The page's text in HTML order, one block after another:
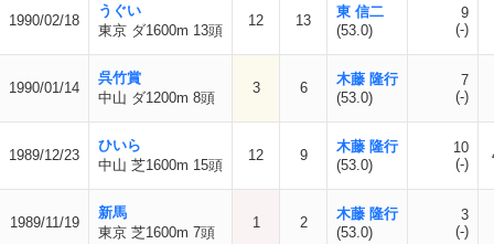
1990/02/18
うぐい
東京 ダ1600m 13頭
12 13
東 信二
(53.0)
9
(-)
1990/01/14
呉竹賞
中山 ダ1200m 8頭
3 6
木藤 隆行
(53.0)
7
(-)
1989/12/23
ひいら
中山 芝1600m 15頭
12 9
木藤 隆行
(53.0)
10
(-)
1989/11/19
新馬
東京 芝1600m 7頭
1 2
木藤 隆行
(53.0)
3
(-)